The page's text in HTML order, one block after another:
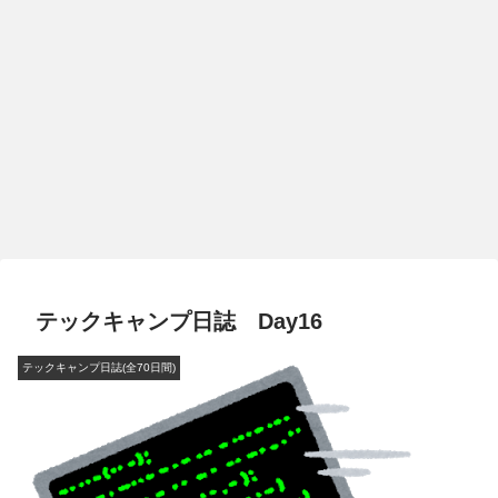
テックキャンプ日誌 Day16
テックキャンプ日誌(全70日間)